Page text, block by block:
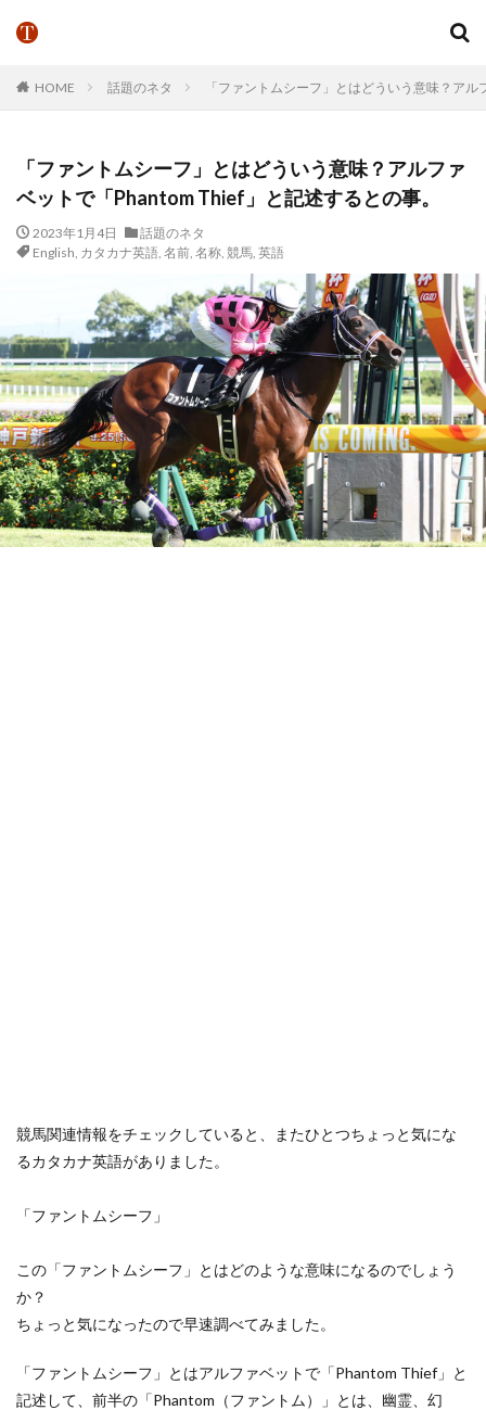
HOME 話題のネタ 「ファントムシーフ」とはどういう意味？ア
「ファントムシーフ」とはどういう意味？アルファ
ベットで「Phantom Thief」と記述するとの事。
2023年1月4日
話題のネタ
English, カタカナ英語, 名前, 名称, 競馬, 英語
競馬関連情報をチェックしていると、またひとつちょっと気にな
るカタカナ英語がありました。
「ファントムシーフ」
この「ファントムシーフ」とはどのような意味になるのでしょう
か？
ちょっと気になったので早速調べてみました。
「ファントムシーフ」とはアルファベットで「Phantom Thief」と
記述して、前半の「Phantom（ファントム）」とは、幽霊、幻